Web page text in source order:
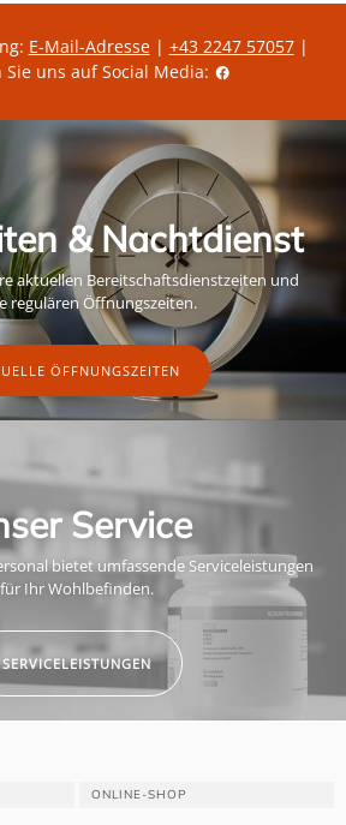
E-Mail-Adresse| +43 2247 57057|
Sie uns auf Social Media:
& Nachtdienst
aktuellen Bereitschaftsdienstzeiten und
regulären Öffnungszeiten.
ÖFFNUNGSZEITEN
Service
bietet umfassende Serviceleistungen
für Ihr Wohlbefinden.
SERVICELEISTUNGEN
ONLINE-SHOP